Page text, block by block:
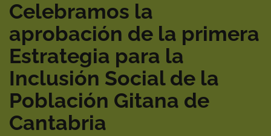
Celebramos la
aprobación de la primera
Estrategia para la
Inclusión Social de la
Población Gitana de
Cantabria